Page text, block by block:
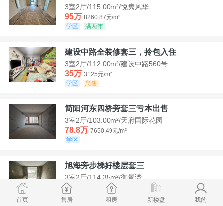
3室2厅/115.00m²/悦隽风华
95万 8260.87元/m²
学区
满两年
建设中路全装修套三，拎包入住
3室2厅/112.00m²/建设中路560号
35万 3125元/m²
学区
急售
简阳河东四桥旁套三亏本出售
3室2厅/103.00m²/天府国际花园
78.8万 7650.49元/m²
学区
旭海旁步梯好楼层套三
3室2厅/114.35m²/御景湾
52万
4547.44元/m²
学区
首页 售房 租房 新楼盘 我的